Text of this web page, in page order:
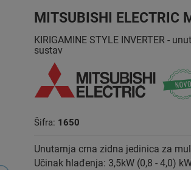
MITSUBISHI ELECTRIC
KIRIGAMINE STYLE INVERTER -
sustav
Šifra: 1650
Unutarnja crna zidna jedinica za
Učinak hlađenja: 3,5kW (0,8 - 4,0)